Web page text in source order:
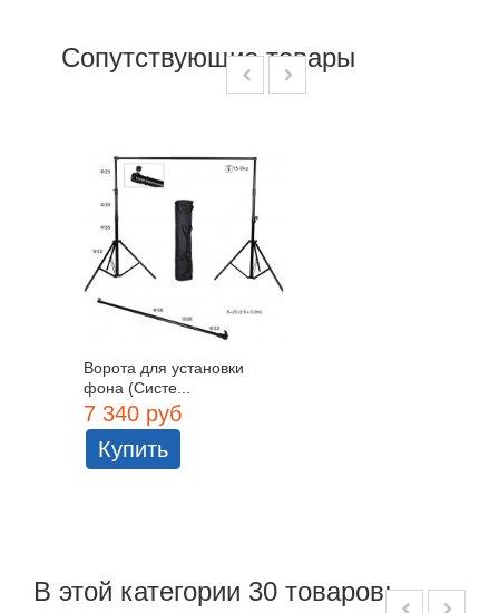
Сопутствующие товары
Ворота для установки
фона (Систе...
7 340 руб
Купить
В этой категории 30 товаров: